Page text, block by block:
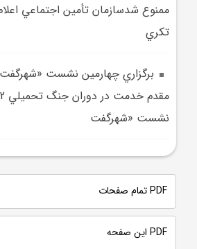
ممنوع شدسازمان تأمين اجتماعي
تکري
برگزاري چهارمين نشست
نشست «شهرگفت
PDF تمام صفحات
PDF این صفحه